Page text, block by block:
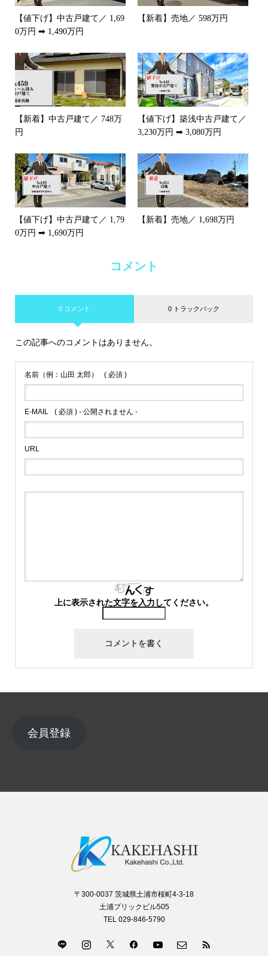
【値下げ】中古戸建て／ 1,69
0万円 ➡ 1,490万円
【新着】売地／ 598万円
【新着】中古戸建て／ 748万
円
【値下げ】築浅中古戸建て／
3,230万円 ➡ 3,080万円
【値下げ】中古戸建て／ 1,79
0万円 ➡ 1,690万円
【新着】売地／ 1,698万円
コメント
0 コメント 0 トラックバック
この記事へのコメントはありません。
名前（例：山田 太郎） ( 必須 )
E-MAIL ( 必須 ) - 公開されません -
URL
上に表示された文字を入力してください。
会員登録
〒300-0037 茨城県土浦市桜町4-3-18
土浦ブリックビル505
TEL 029-846-5790